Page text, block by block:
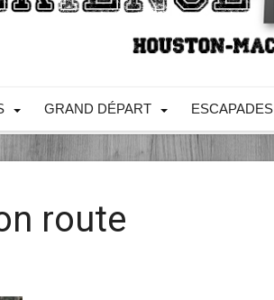
GRAND DÉPART ESCAPADES
route